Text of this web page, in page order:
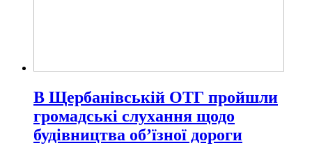
В Щербанівській ОТГ пройшли
громадські слухання щодо
будівництва об’їзної дороги